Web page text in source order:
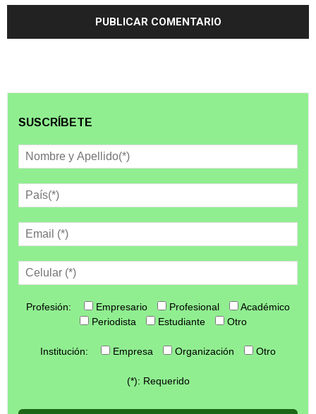
SUSCRÍBETE
Profesión: Empresario Profesional
Académico
Periodista
Estudiante Otro
Institución: Empresa Organización Otro
(*): Requerido